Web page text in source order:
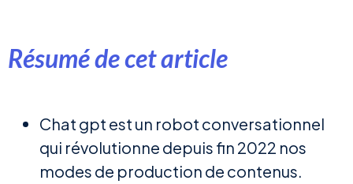
Résumé de cet article
Chat gpt est un robot conversationnel
qui révolutionne depuis fin 2022 nos
modes de production de contenus.